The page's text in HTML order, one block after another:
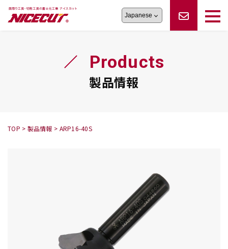
旋盤工具シリーズ
シリーズ
オーダー品依頼
フェイス・ショルダーシリーズかんたんオーダー
トラブルシューティング
ロックピンの逆ジメに注意
Products
製品情報
TOP > 製品情報 > ARP16-40S